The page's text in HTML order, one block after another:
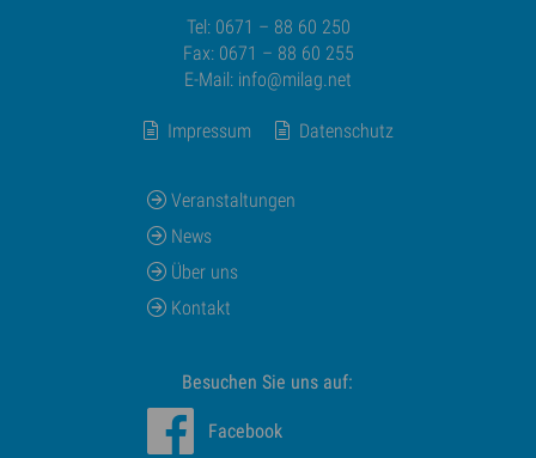
Tel: 0671 – 88 60 250
Fax: 0671 – 88 60 255
E-Mail: info@milag.net
Impressum Datenschutz
Veranstaltungen
News
Über uns
Kontakt
Besuchen Sie uns auf:
Facebook